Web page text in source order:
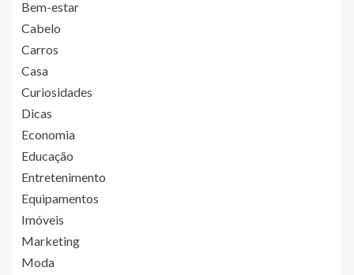
Bem-estar
Cabelo
Carros
Casa
Curiosidades
Dicas
Economia
Educação
Entretenimento
Equipamentos
Imóveis
Marketing
Moda